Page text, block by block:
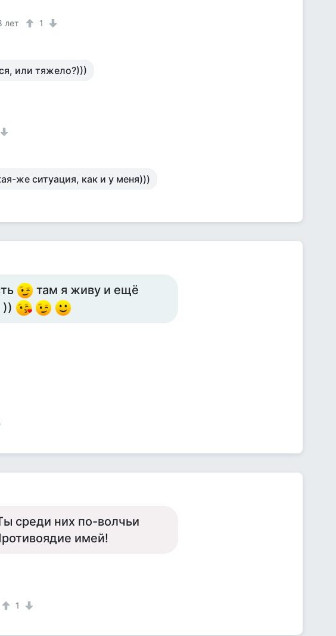
лет 1
или тяжело?)))
же ситуация, как и у меня)))
там я живу и ещё
))
среди них по-волчьи
имей!
1